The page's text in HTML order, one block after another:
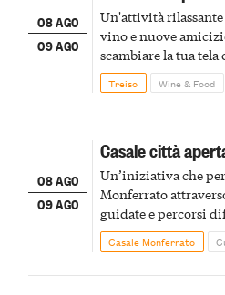
08 AGO
09 AGO
Un'attività
vino e nuove
scambiare la tua tela
Treiso Wine & Food
08 AGO
09 AGO
Casale città
Un’iniziativa che
Monferrato
guidate e percorsi
Casale Monferrato